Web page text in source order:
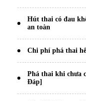
Hút thai có đau
an toàn
Chi phí phá thai
Phá thai khi chưa
Đáp]